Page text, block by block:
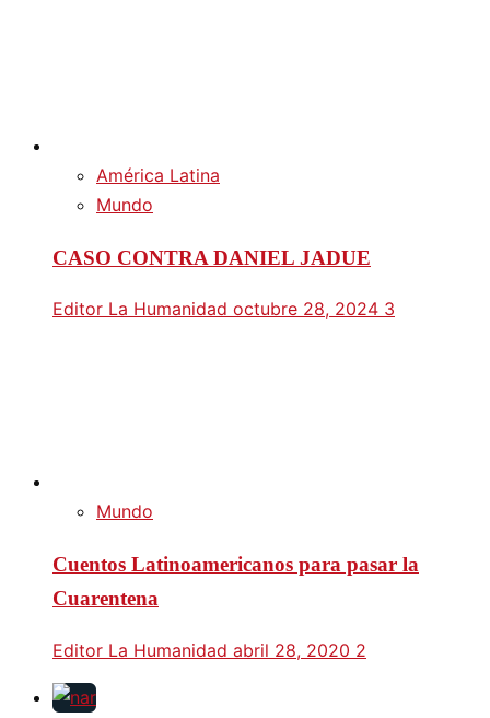
América Latina
Mundo
CASO CONTRA DANIEL JADUE
Editor La Humanidad octubre 28, 2024 3
Mundo
Cuentos Latinoamericanos para pasar la
Cuarentena
Editor La Humanidad abril 28, 2020 2